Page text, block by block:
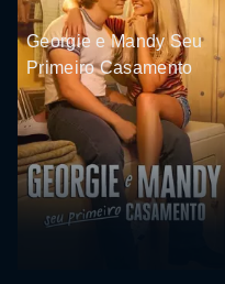
Georgie e Mandy Seu
Primeiro Casamento